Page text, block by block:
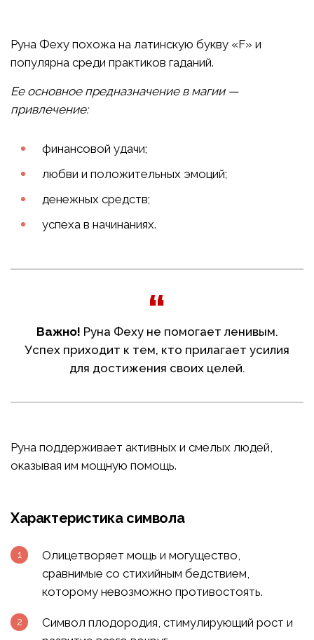
Руна Феху похожа на латинскую букву «F» и
популярна среди практиков гаданий.
Ее основное предназначение в магии —
привлечение:
финансовой удачи;
любви и положительных эмоций;
денежных средств;
успеха в начинаниях.
Важно! Руна Феху не помогает ленивым.
Успех приходит к тем, кто прилагает усилия
для достижения своих целей.
Руна поддерживает активных и смелых людей,
оказывая им мощную помощь.
Характеристика символа
Олицетворяет мощь и могущество,
сравнимые со стихийным бедствием,
которому невозможно противостоять.
Символ плодородия, стимулирующий рост и